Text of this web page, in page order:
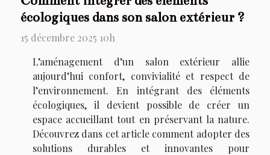
écologiques dans son salon extérieur ?
15 décembre 2025 10h
L’aménagement d’un salon extérieur allie
aujourd’hui confort, convivialité et respect de
l’environnement. En intégrant des éléments
écologiques, il devient possible de créer un
espace accueillant tout en préservant la nature.
Découvrez dans cet article comment adopter des
solutions durables et innovantes pour